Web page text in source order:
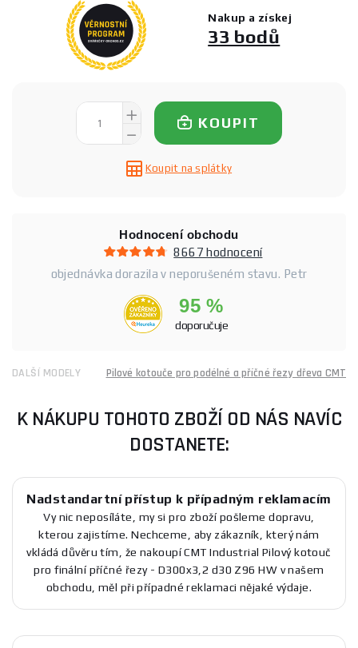
Nakup a získej
33 bodů
KOUPIT
Koupit na splátky
Hodnocení obchodu
8667 hodnocení
objednávka dorazila v neporušeném stavu. Petr
95 %
doporučuje
DALŠÍ MODELY Pilové kotouče pro podélné a příčné řezy dřeva CMT
K NÁKUPU TOHOTO ZBOŽÍ OD NÁS NAVÍC
DOSTANETE:
Nadstandartní přístup k případným reklamacím
Vy nic neposíláte, my si pro zboží pošleme dopravu,
kterou zajistíme. Nechceme, aby zákazník, který nám
vkládá důvěru tím, že nakoupí CMT Industrial Pilový kotouč
pro finální příčné řezy - D300x3,2 d30 Z96 HW v našem
obchodu, měl při případné reklamaci nějaké výdaje.